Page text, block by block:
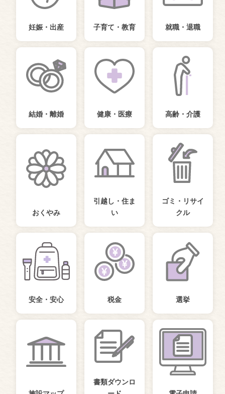
妊娠・出産 子育て・教育 就職・退職
結婚・離婚 健康・医療 高齢・介護
おくやみ
引越し・住ま
い
ゴミ・リサイ
クル
安全・安心 税金 選挙
書類ダウンロ